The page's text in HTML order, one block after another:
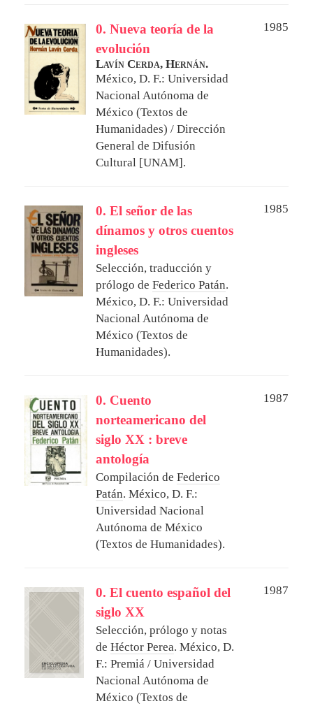
0. Nueva teoría de la
evolución
1985
Lavín Cerda, Hernán.
México, D. F.: Universidad
Nacional Autónoma de
México (Textos de
Humanidades) / Dirección
General de Difusión
Cultural [UNAM].
0. El señor de las
dínamos y otros cuentos
ingleses
1985
Selección, traducción y
prólogo de Federico Patán.
México, D. F.: Universidad
Nacional Autónoma de
México (Textos de
Humanidades).
0. Cuento
norteamericano del
siglo XX : breve
antología
1987
Compilación de Federico
Patán. México, D. F.:
Universidad Nacional
Autónoma de México
(Textos de Humanidades).
0. El cuento español del
siglo XX
1987
Selección, prólogo y notas
de Héctor Perea. México, D.
F.: Premiá / Universidad
Nacional Autónoma de
México (Textos de